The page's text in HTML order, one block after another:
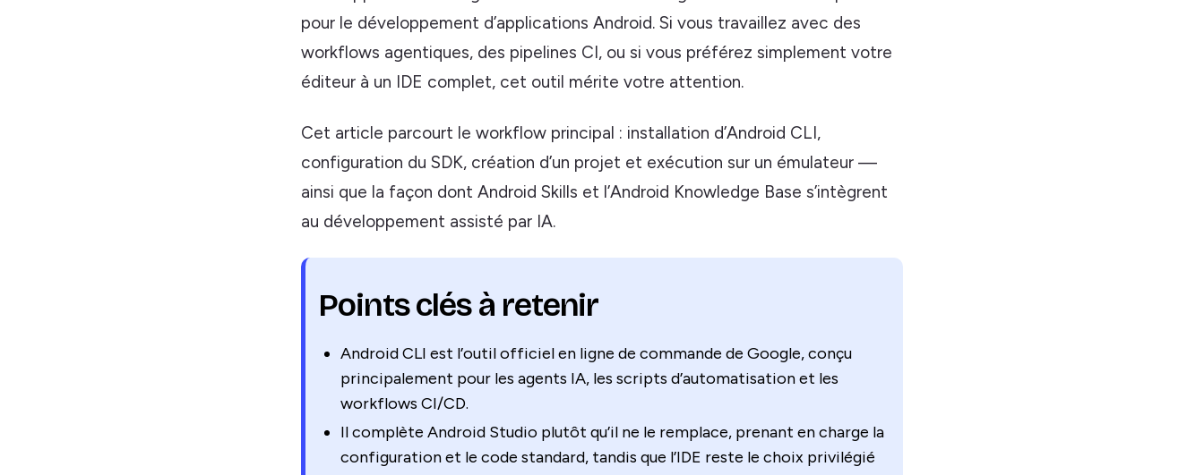
pour le développement d’applications Android. Si vous travaillez avec des
workflows agentiques, des pipelines CI, ou si vous préférez simplement votre
éditeur à un IDE complet, cet outil mérite votre attention.
Cet article parcourt le workflow principal : installation d’Android CLI,
configuration du SDK, création d’un projet et exécution sur un émulateur —
ainsi que la façon dont Android Skills et l’Android Knowledge Base s’intègrent
au développement assisté par IA.
Points clés à retenir
Android CLI est l’outil officiel en ligne de commande de Google, conçu
principalement pour les agents IA, les scripts d’automatisation et les
workflows CI/CD.
Il complète Android Studio plutôt qu’il ne le remplace, prenant en charge la
configuration et le code standard, tandis que l’IDE reste le choix privilégié